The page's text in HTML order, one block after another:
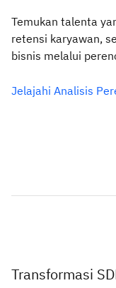
Temukan talenta
retensi karyawan,
bisnis melalui
Jelajahi Analisis
Transformasi